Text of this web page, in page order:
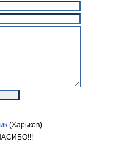
(Харьков)